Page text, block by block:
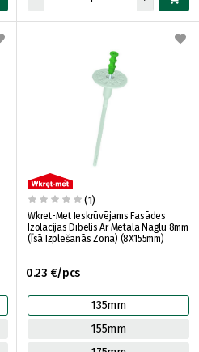
(1)
Wkret-Met Ieskrūvējams Fasādes
Izolācijas Dībelis Ar Metāla Naglu 8mm
(Īsā Izplešanās Zona) (8X155mm)
0.23 €/pcs
135mm
155mm